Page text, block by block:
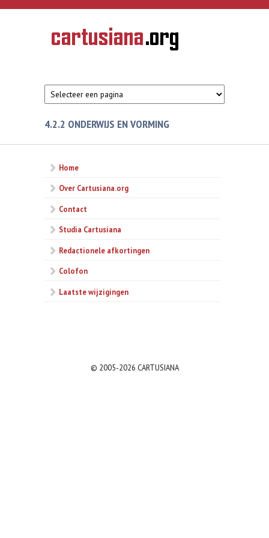
Overslaan en naar de inhoud gaan
CARTUSIANA
Geschiedenis
van de
4.2.2 ONDERWIJS EN VORMING
Home
Over Cartusiana.org
Contact
Studia Cartusiana
Redactionele afkortingen
Colofon
Laatste wijzigingen
© 2005-2026 CARTUSIANA